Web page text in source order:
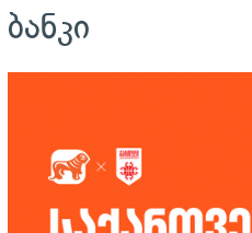
ბანკი